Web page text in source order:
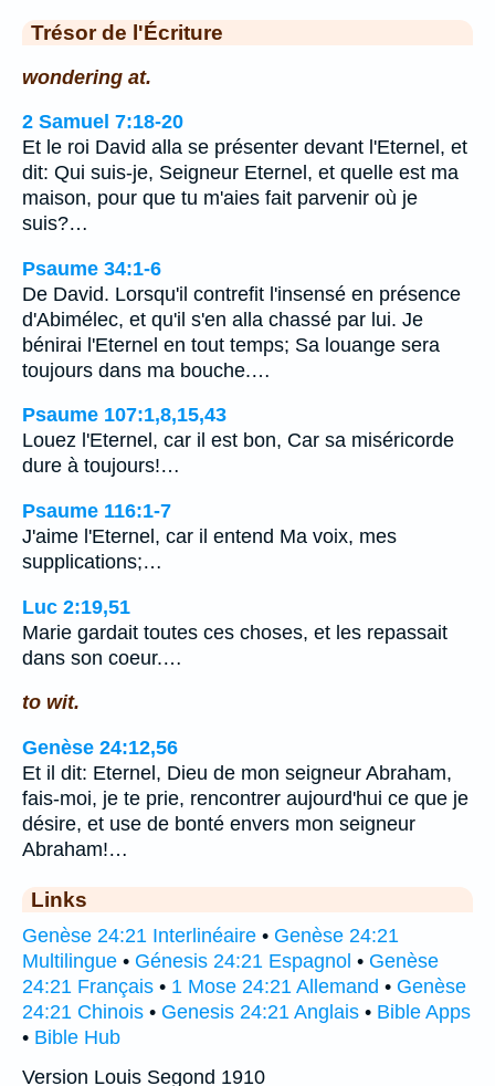
Trésor de l'Écriture
wondering at.
2 Samuel 7:18-20
Et le roi David alla se présenter devant l'Eternel, et
dit: Qui suis-je, Seigneur Eternel, et quelle est ma
maison, pour que tu m'aies fait parvenir où je
suis?…
Psaume 34:1-6
De David. Lorsqu'il contrefit l'insensé en présence
d'Abimélec, et qu'il s'en alla chassé par lui. Je
bénirai l'Eternel en tout temps; Sa louange sera
toujours dans ma bouche.…
Psaume 107:1,8,15,43
Louez l'Eternel, car il est bon, Car sa miséricorde
dure à toujours!…
Psaume 116:1-7
J'aime l'Eternel, car il entend Ma voix, mes
supplications;…
Luc 2:19,51
Marie gardait toutes ces choses, et les repassait
dans son coeur.…
to wit.
Genèse 24:12,56
Et il dit: Eternel, Dieu de mon seigneur Abraham,
fais-moi, je te prie, rencontrer aujourd'hui ce que je
désire, et use de bonté envers mon seigneur
Abraham!…
Links
Genèse 24:21 Interlinéaire • Genèse 24:21
Multilingue • Génesis 24:21 Espagnol • Genèse
24:21 Français • 1 Mose 24:21 Allemand • Genèse
24:21 Chinois • Genesis 24:21 Anglais • Bible Apps
• Bible Hub
Version Louis Segond 1910